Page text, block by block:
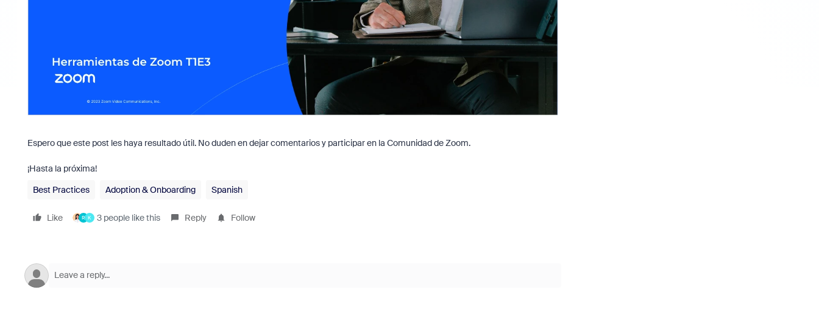
Espero que este post les haya resultado útil. No duden en dejar comentarios y participar en la Comunidad de Zoom.
¡Hasta la próxima!
Best Practices
Adoption & Onboarding Spanish
Like R K 3 people like this Reply Follow